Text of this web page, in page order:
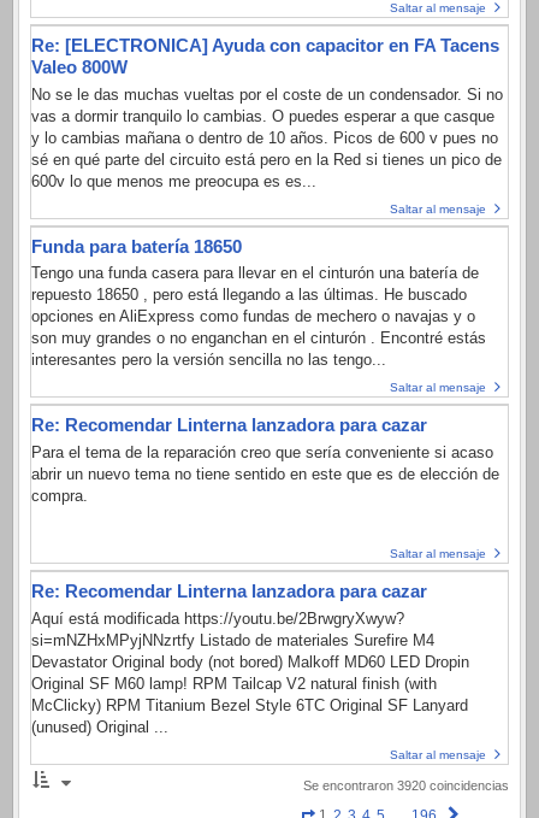
Saltar al mensaje
Re: [ELECTRONICA] Ayuda con capacitor en FA Tacens
Valeo 800W
No se le das muchas vueltas por el coste de un condensador. Si no
vas a dormir tranquilo lo cambias. O puedes esperar a que casque
y lo cambias mañana o dentro de 10 años. Picos de 600 v pues no
sé en qué parte del circuito está pero en la Red si tienes un pico de
600v lo que menos me preocupa es es...
Saltar al mensaje
Funda para batería 18650
Tengo una funda casera para llevar en el cinturón una batería de
repuesto 18650 , pero está llegando a las últimas. He buscado
opciones en AliExpress como fundas de mechero o navajas y o
son muy grandes o no enganchan en el cinturón . Encontré estás
interesantes pero la versión sencilla no las tengo...
Saltar al mensaje
Re: Recomendar Linterna lanzadora para cazar
Para el tema de la reparación creo que sería conveniente si acaso
abrir un nuevo tema no tiene sentido en este que es de elección de
compra.
Saltar al mensaje
Re: Recomendar Linterna lanzadora para cazar
Aquí está modificada https://youtu.be/2BrwgryXwyw?
si=mNZHxMPyjNNzrtfy Listado de materiales Surefire M4
Devastator Original body (not bored) Malkoff MD60 LED Dropin
Original SF M60 lamp! RPM Tailcap V2 natural finish (with
McClicky) RPM Titanium Bezel Style 6TC Original SF Lanyard
(unused) Original ...
Saltar al mensaje
Se encontraron 3920 coincidencias
Página